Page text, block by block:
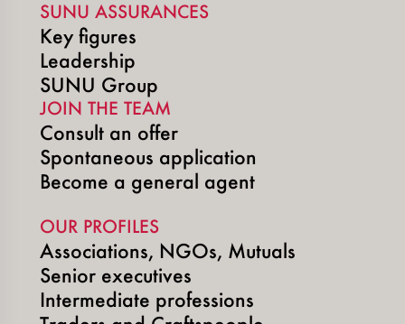
SUNU ASSURANCES
Key figures
Leadership
SUNU Group
JOIN THE TEAM
Consult an offer
Spontaneous application
Become a general agent
OUR PROFILES
Associations, NGOs, Mutuals
Senior executives
Intermediate professions